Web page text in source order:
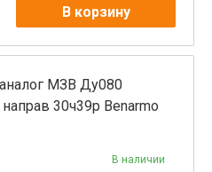
В корзину
МЗВ Ду080
30ч39р Benarmo
В наличии